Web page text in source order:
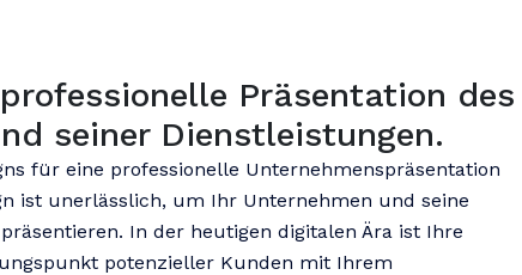
Präsentation des
seiner Dienstleistungen.
für eine professionelle Unternehmenspräsentation
ist unerlässlich, um Ihr Unternehmen und seine
In der heutigen digitalen Ära ist Ihre
potenzieller Kunden mit Ihrem